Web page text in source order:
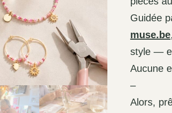
Guidée
muse.be
style —
Aucune
–
Alors,